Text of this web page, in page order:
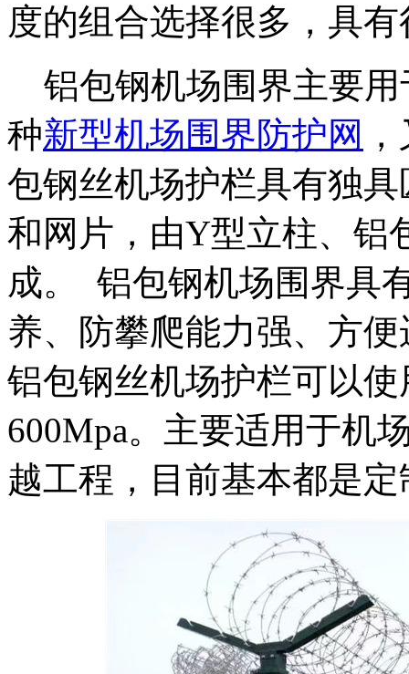
度的组合选择很多，具
铝包钢机场围界主要用
种新型机场围界防护网
包钢丝机场护栏具有独
和网片，由Y型立柱、铝
成。 铝包钢机场围界具
养、防攀爬能力强、方
铝包钢丝机场护栏可以
600Mpa。主要适用于机
越工程，目前基本都是